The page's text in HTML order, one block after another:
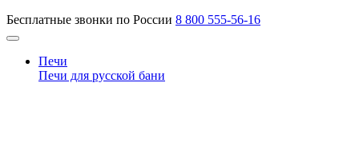
Бесплатные звонки по России 8 800 555-56-16
Печи
Печи для русской бани